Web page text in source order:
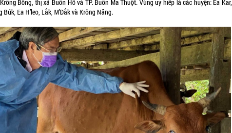
Bông, thị xã Buôn Hồ và TP. Buôn Ma Thuột. Vùng uy hiếp là các huyện: Ea Kar,
Búk, Ea H’leo, Lắk, M’Dắk và Krông Năng.